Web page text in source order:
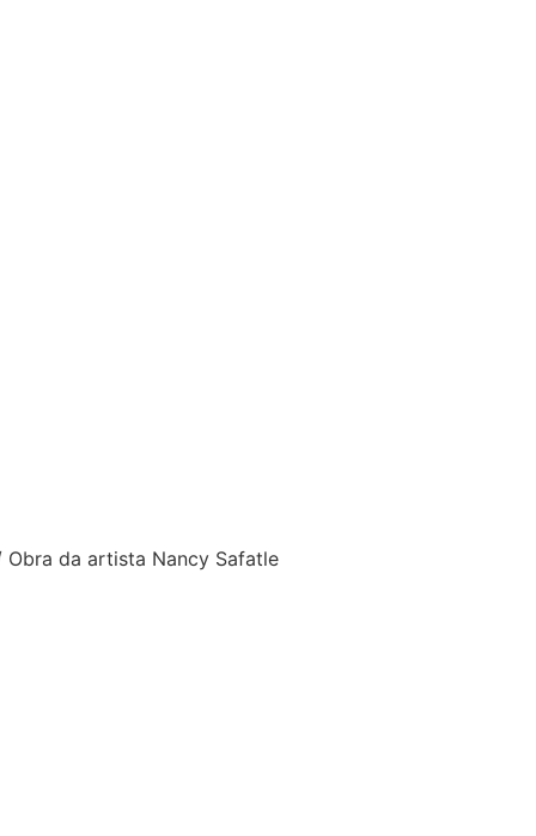
Obra da artista Nancy Safatle